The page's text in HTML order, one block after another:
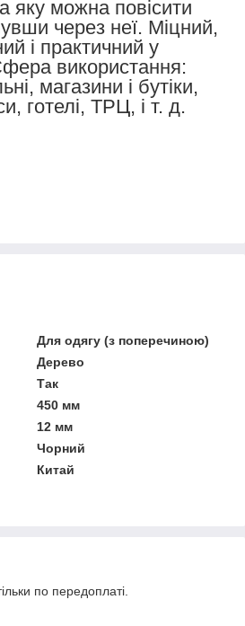
яку можна повісити
через неї. Міцний,
і практичний у
використання:
магазини і бутіки,
готелі, ТРЦ, і т. д.
Для одягу (з поперечиною)
Дерево
Так
450 мм
12 мм
Чорний
Китай
по передоплаті.